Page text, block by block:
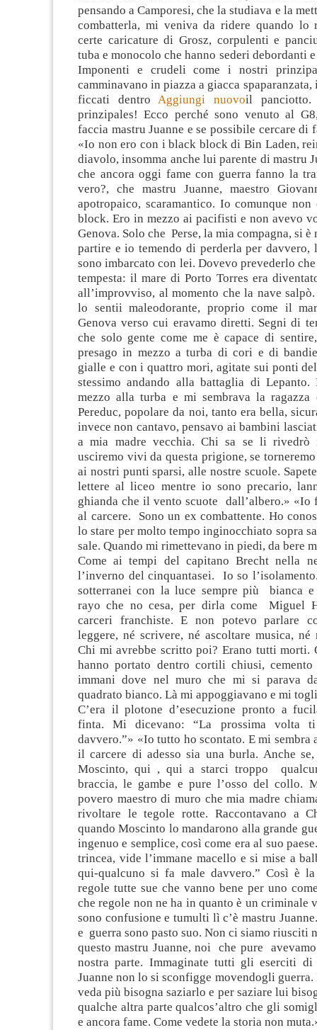
pensando a Camporesi, che la studiava e la
combatterla, mi veniva da ridere quando lo
certe caricature di Grosz, corpulenti e
tuba e monocolo che hanno sederi debordanti
Imponenti e crudeli come i nostri
camminavano in piazza a giacca
ficcati dentroAggiungi nuovoil
prinzipales! Ecco perché sono venuto al
faccia mastru Juanne e se possibile cercare di
«Io non ero con i black block di Bin Laden,
diavolo, insomma anche lui parente di mastru
che ancora oggi fame con guerra fanno la
vero?, che mastru Juanne, maestro
apotropaico, scaramantico. Io comunque
block. Ero in mezzo ai pacifisti e non avevo
Genova. Solo che Perse, la mia compagna, si è
partire e io temendo di perderla per davvero,
sono imbarcato con lei. Dovevo prevederlo
tempesta: il mare di Porto Torres era
all’improvviso, al momento che la nave
lo sentii maleodorante, proprio come il
Genova verso cui eravamo diretti. Segni di
che solo gente come me è capace di
presago in mezzo a turba di cori e di
gialle e con i quattro mori, agitate sui ponti
stessimo andando alla battaglia di Lepanto.
mezzo alla turba e mi sembrava la
Pereduc, popolare da noi, tanto era bella,
invece non cantavo, pensavo ai bambini
a mia madre vecchia. Chi sa se li
usciremo vivi da questa prigione, se
ai nostri punti sparsi, alle nostre scuole.
lettere al liceo mentre io sono precario,
ghianda che il vento scuote dall’albero.» «Io
al carcere. Sono un ex combattente. Ho
lo stare per molto tempo inginocchiato sopra
sale. Quando mi rimettevano in piedi, da bere
Come ai tempi del capitano Brecht nella
l’inverno del cinquantasei. Io so
sotterranei con la luce sempre più bianca e
rayo che no cesa, per dirla come Miguel
carceri franchiste. E non potevo parlare
leggere, né scrivere, né ascoltare musica, né
Chi mi avrebbe scritto poi? Erano tutti morti.
hanno portato dentro cortili chiusi, cemento
immani dove nel muro che mi si parava
quadrato bianco. Là mi appoggiavano e mi
C’era il plotone d’esecuzione pronto a
finta. Mi dicevano: “La prossima volta ti
davvero.”» «Io tutto ho scontato. E mi sembra
il carcere di adesso sia una burla. Anche
Moscinto, qui , qui a starci troppo
braccia, le gambe e pure l’osso del collo.
povero maestro di muro che mia madre
rivoltare le tegole rotte. Raccontavano a
quando Moscinto lo mandarono alla grande
ingenuo e semplice, così come era al suo
trincea, vide l’immane macello e si mise a
qui-qualcuno si fa male davvero.” Così è
regole tutte sue che vanno bene per uno
che regole non ne ha in quanto è un criminale
sono confusione e tumulti lì c’è mastru
e guerra sono pasto suo. Non ci siamo riusciti
questo mastru Juanne, noi che pure
nostra parte. Immaginate tutti gli eserciti di
Juanne non lo si sconfigge movendogli guerra.
veda più bisogna saziarlo e per saziare lui
qualche altra parte qualcos’altro che gli
e ancora fame. Come vedete la storia non